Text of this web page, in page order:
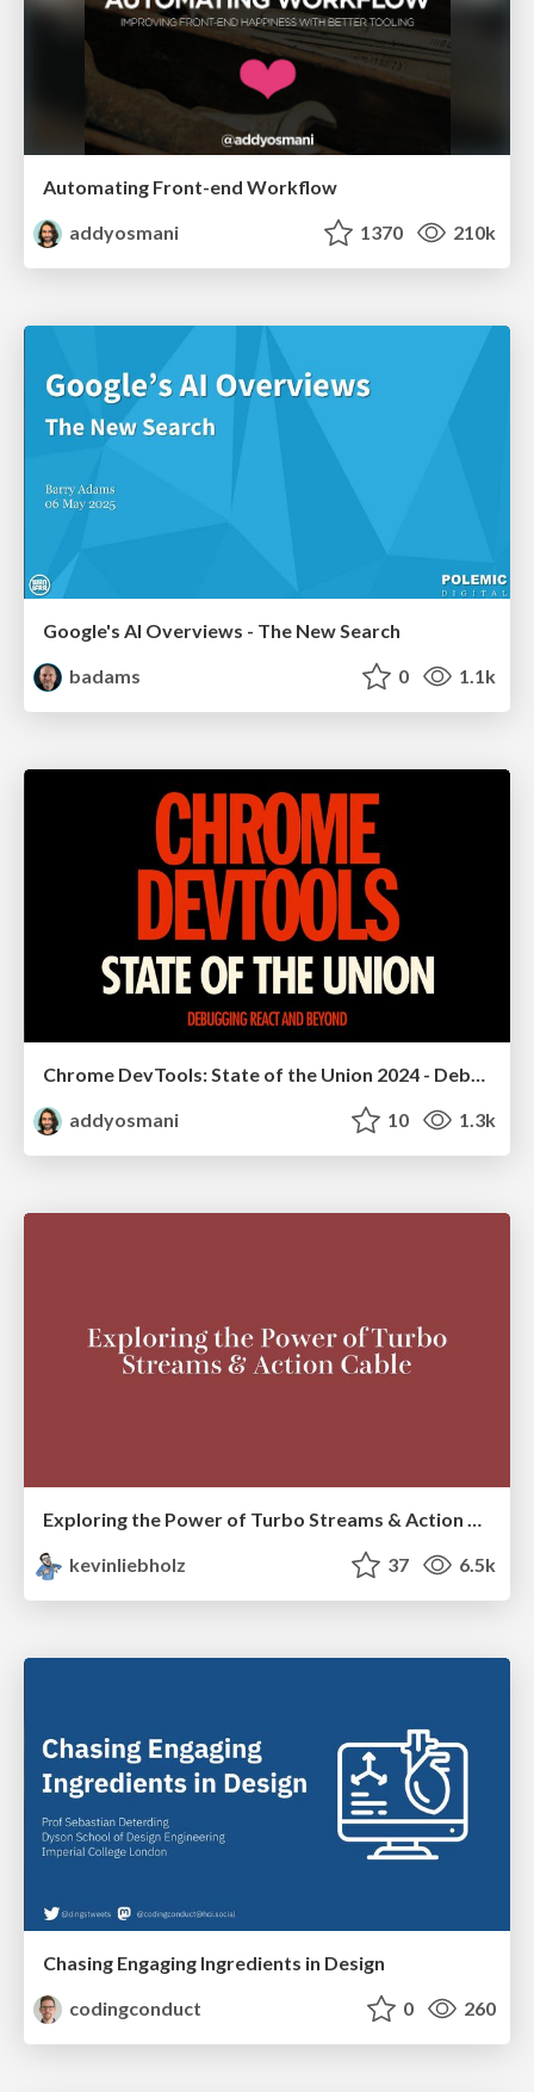
Automating Front-end Workflow
addyosmani
1370 210k
Google's AI Overviews - The New Search
badams
0 1.1k
Chrome DevTools: State of the Union 2024 - Debugging React & Beyond
addyosmani
10 1.3k
Exploring the Power of Turbo Streams & Action Cable | RailsConf2023
kevinliebholz
37 6.5k
Chasing Engaging Ingredients in Design
codingconduct
0 260